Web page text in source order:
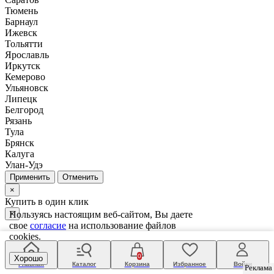
Реклама
Реклама
Главная Каталог
0
Корзина
Избранное Войти
Пользуясь настоящим веб-сайтом, Вы даете
свое согласие на использование файлов
cookies.
Хорошо
Тюмень
Барнаул
Ижевск
Тольятти
Ярославль
Иркутск
Кемерово
Ульяновск
Липецк
Белгород
Рязань
Тула
Брянск
Калуга
Улан-Удэ
Отменить
×
Купить в один клик
×
Фамилия Имя Отчество:
Как можно к Вам обратиться
Номер телефона: